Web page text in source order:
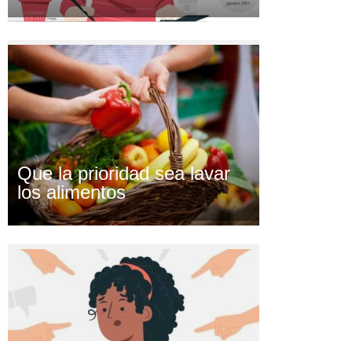
Que la prioridad sea lavar
los alimentos